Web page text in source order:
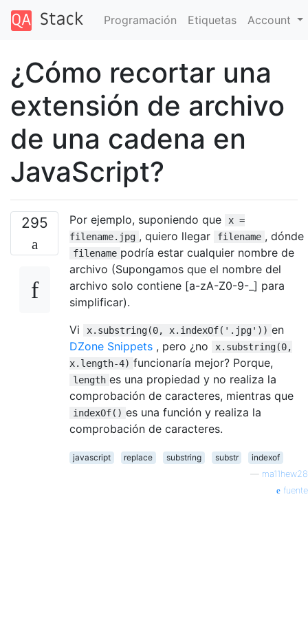
Programación Etiquetas Account
¿Cómo recortar una
extensión de archivo
de una cadena en
JavaScript?
295 Por ejemplo, suponiendo que
x =
filename.jpg , quiero llegar filename , dónde
filename podría estar cualquier nombre de
archivo (Supongamos que el nombre del
archivo solo contiene [a-zA-Z0-9-_] para
simplificar).
Vi
x.substring(0, x.indexOf('.jpg')) en
DZone Snippets , pero ¿no
x.substring(0,
x.length-4) funcionaría mejor? Porque,
length es una propiedad y no realiza la
comprobación de caracteres, mientras que
indexOf() es una función y realiza la
comprobación de caracteres.
javascript replace substring substr
indexof
ma11hew28
fuente